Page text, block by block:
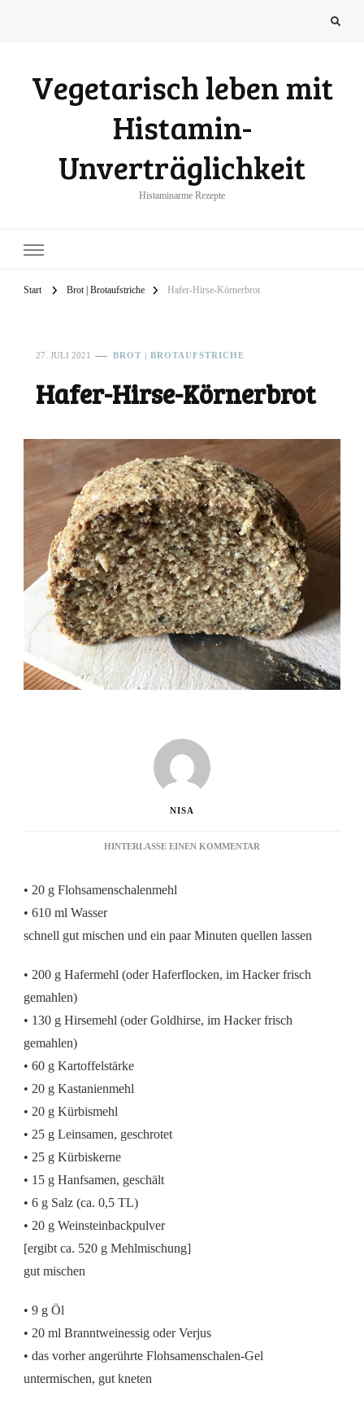
Vegetarisch leben mit
Histamin-
Unverträglichkeit
Histaminarme Rezepte
Start Brot | Brotaufstriche Hafer-Hirse-Körnerbrot
27. JULI 2021 BROT | BROTAUFSTRICHE
Hafer-Hirse-Körnerbrot
NISA
HINTERLASSE EINEN KOMMENTAR
• 20 g Flohsamenschalenmehl
• 610 ml Wasser
schnell gut mischen und ein paar Minuten quellen lassen
• 200 g Hafermehl (oder Haferflocken, im Hacker frisch
gemahlen)
• 130 g Hirsemehl (oder Goldhirse, im Hacker frisch
gemahlen)
• 60 g Kartoffelstärke
• 20 g Kastanienmehl
• 20 g Kürbismehl
• 25 g Leinsamen, geschrotet
• 25 g Kürbiskerne
• 15 g Hanfsamen, geschält
• 6 g Salz (ca. 0,5 TL)
• 20 g Weinsteinbackpulver
[ergibt ca. 520 g Mehlmischung]
gut mischen
• 9 g Öl
• 20 ml Branntweinessig oder Verjus
• das vorher angerührte Flohsamenschalen-Gel
untermischen, gut kneten